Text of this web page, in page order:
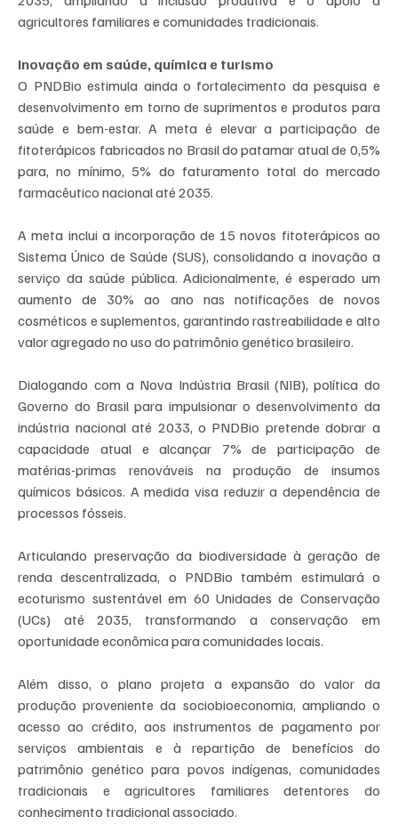
agricultores familiares e comunidades tradicionais.
Inovação em saúde, química e turismo
O PNDBio estimula ainda o fortalecimento da pesquisa e
desenvolvimento em torno de suprimentos e produtos para
saúde e bem-estar. A meta é elevar a participação de
fitoterápicos fabricados no Brasil do patamar atual de 0,5%
para, no mínimo, 5% do faturamento total do mercado
farmacêutico nacional até 2035.
A meta inclui a incorporação de 15 novos fitoterápicos ao
Sistema Único de Saúde (SUS), consolidando a inovação a
serviço da saúde pública. Adicionalmente, é esperado um
aumento de 30% ao ano nas notificações de novos
cosméticos e suplementos, garantindo rastreabilidade e alto
valor agregado no uso do patrimônio genético brasileiro.
Dialogando com a Nova Indústria Brasil (NIB), política do
Governo do Brasil para impulsionar o desenvolvimento da
indústria nacional até 2033, o PNDBio pretende dobrar a
capacidade atual e alcançar 7% de participação de
matérias-primas renováveis na produção de insumos
químicos básicos. A medida visa reduzir a dependência de
processos fósseis.
Articulando preservação da biodiversidade à geração de
renda descentralizada, o PNDBio também estimulará o
ecoturismo sustentável em 60 Unidades de Conservação
(UCs) até 2035, transformando a conservação em
oportunidade econômica para comunidades locais.
Além disso, o plano projeta a expansão do valor da
produção proveniente da sociobioeconomia, ampliando o
acesso ao crédito, aos instrumentos de pagamento por
serviços ambientais e à repartição de benefícios do
patrimônio genético para povos indígenas, comunidades
tradicionais e agricultores familiares detentores do
conhecimento tradicional associado.